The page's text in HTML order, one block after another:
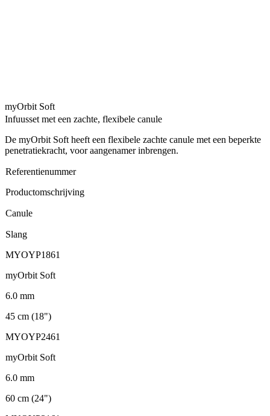
myOrbit Soft
Infuusset met een zachte, flexibele canule
De myOrbit Soft heeft een flexibele zachte canule met een beperkte
penetratiekracht, voor aangenamer inbrengen.
Referentienummer
Productomschrijving
Canule
Slang
MYOYP1861
myOrbit Soft
6.0 mm
45 cm (18")
MYOYP2461
myOrbit Soft
6.0 mm
60 cm (24")